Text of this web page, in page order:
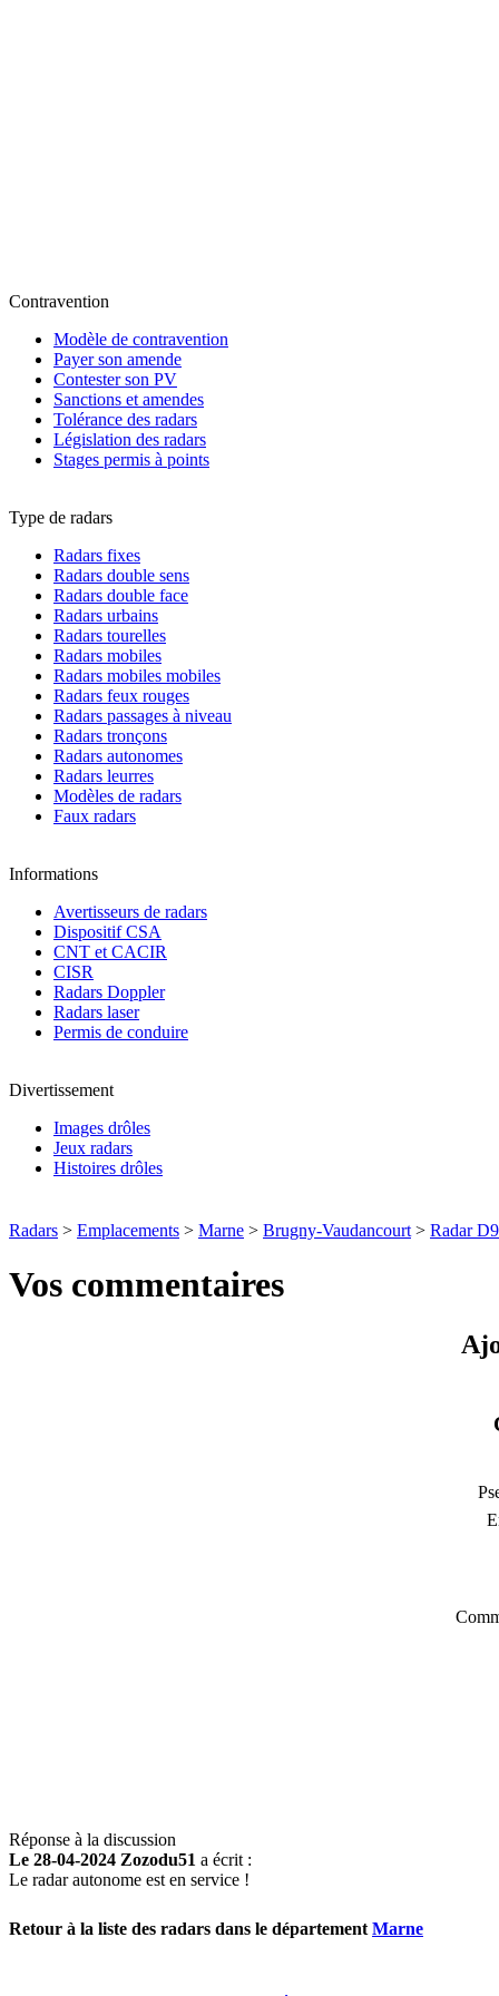
Contravention
Modèle de contravention
Payer son amende
Contester son PV
Sanctions et amendes
Tolérance des radars
Législation des radars
Stages permis à points
Type de radars
Radars fixes
Radars double sens
Radars double face
Radars urbains
Radars tourelles
Radars mobiles
Radars mobiles mobiles
Radars feux rouges
Radars passages à niveau
Radars tronçons
Radars autonomes
Radars leurres
Modèles de radars
Faux radars
Informations
Avertisseurs de radars
Dispositif CSA
CNT et CACIR
CISR
Radars Doppler
Radars laser
Permis de conduire
Divertissement
Images drôles
Jeux radars
Histoires drôles
Radars > Emplacements > Marne > Brugny-Vaudancourt > Radar
Vos commentaires
Réponse à la discussion
Le 28-04-2024 Zozodu51 a écrit :
Le radar autonome est en service !
Retour à la liste des radars dans le département Marne